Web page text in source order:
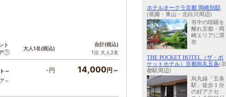
ト
大人1名(税込)
合計(税込)
1泊 大人2名
～
～
-円 14,000円～
ホテルオークラ京都 岡崎別邸
(祇園・東山・北白川周辺)
市中の喧騒を
離れ京都・岡
崎エリアに滞
在
THE POCKET HOTEL（ザ・ポ
ケットホテル）京都烏丸五条(京
都駅周辺)
烏丸線「五条
駅」徒歩１分
の好アクセ